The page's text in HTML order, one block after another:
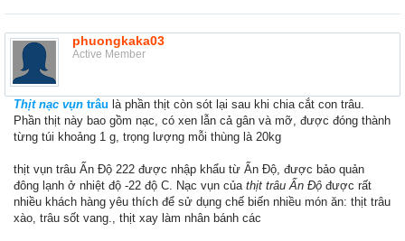
phuongkaka03
Active Member
Thịt nạc vụn trâu là phần thịt còn sót lại sau khi chia cắt con trâu.
Phần thịt này bao gồm nạc, có xen lẫn cả gân và mỡ, được đóng thành
từng túi khoảng 1 g, trọng lượng mỗi thùng là 20kg
thịt vụn trâu Ấn Độ 222 được nhập khẩu từ Ấn Độ, được bảo quản
đông lạnh ở nhiệt độ -22 độ C. Nạc vụn của thịt trâu Ấn Độ được rất
nhiều khách hàng yêu thích để sử dụng chế biến nhiều món ăn: thịt trâu
xào, trâu sốt vang., thịt xay làm nhân bánh các